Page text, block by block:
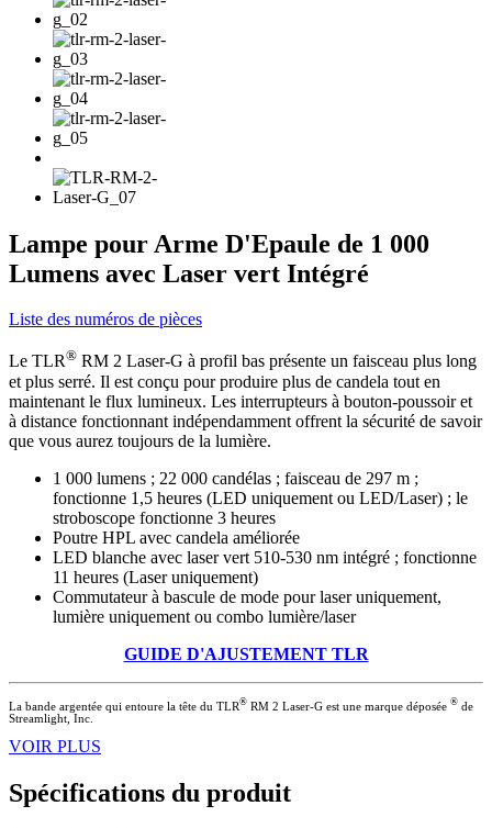
Lampe pour Arme D'Epaule de 1 000
Lumens avec Laser vert Intégré
Liste des numéros de pièces
Le TLR® RM 2 Laser-G à profil bas présente un faisceau plus long
et plus serré. Il est conçu pour produire plus de candela tout en
maintenant le flux lumineux. Les interrupteurs à bouton-poussoir et
à distance fonctionnant indépendamment offrent la sécurité de savoir
que vous aurez toujours de la lumière.
1 000 lumens ; 22 000 candélas ; faisceau de 297 m ;
fonctionne 1,5 heures (LED uniquement ou LED/Laser) ; le
stroboscope fonctionne 3 heures
Poutre HPL avec candela améliorée
LED blanche avec laser vert 510-530 nm intégré ; fonctionne
11 heures (Laser uniquement)
Commutateur à bascule de mode pour laser uniquement,
lumière uniquement ou combo lumière/laser
GUIDE D'AJUSTEMENT TLR
La bande argentée qui entoure la tête du TLR® RM 2 Laser-G est une marque déposée ® de
Streamlight, Inc.
VOIR PLUS
Spécifications du produit